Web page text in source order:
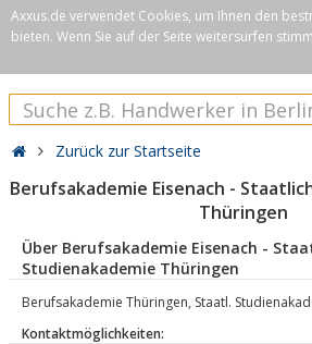
Axxus.de verwendet Cookies, um Ihnen den
bieten. Wenn Sie auf der Seite weitersurfen
Zurück zur Startseite
Berufsakademie Eisenach -
Thüringen
Über Berufsakademie Eisenach -
Studienakademie Thüringen
Berufsakademie Thüringen, Staatl.
Kontaktmöglichkeiten: